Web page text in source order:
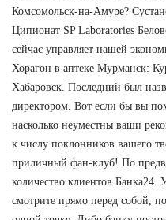
Комсомольск-на-Амуре?
Ципионат SP Laboratories
сейчас управляет нашей
Хорагон в аптеке Мурманск:
Хабаровск. Последний был
директором. Вот если бы вы
насколько неуместны ваши
к числу поклонников вашего
приличный фан-клуб! По
количество клиентов
смотрите прямо перед собой,